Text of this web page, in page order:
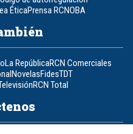
ÉticaPrensa RCNOBA
La RepúblicaRCN Comerciales
NovelasFidesTDT
RCN Total